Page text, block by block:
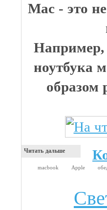
Mac - это
Например,
ноутбука
образом
Читать дальше
macbook Apple